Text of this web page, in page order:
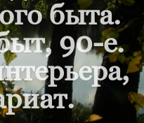
быта.
90-е.